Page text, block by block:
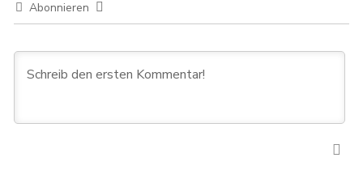
Abonnieren